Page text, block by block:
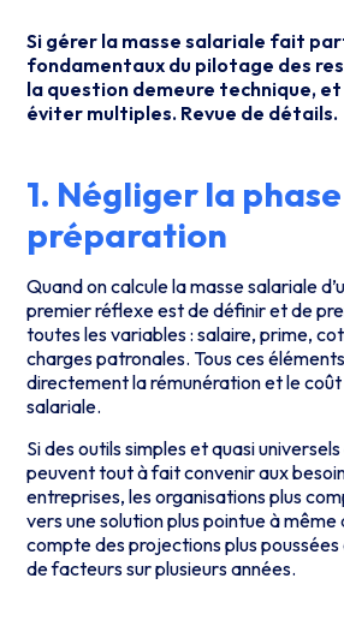
Si gérer la masse salariale fait
fondamentaux du pilotage des
la question demeure technique, et
éviter multiples. Revue de détails.
1. Négliger la
préparation
Quand on calcule la masse salariale
premier réflexe est de définir et de
toutes les variables : salaire, prime,
charges patronales. Tous ces
directement la rémunération et le
salariale.
Si des outils simples et quasi
peuvent tout à fait convenir aux
entreprises, les organisations plus
vers une solution plus pointue à même
compte des projections plus
de facteurs sur plusieurs années.